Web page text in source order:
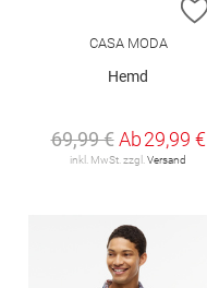
CASA MODA
Hemd
69,99 € Ab29,99 €
inkl. MwSt. zzgl.Versand